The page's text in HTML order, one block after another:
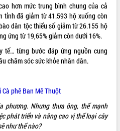
hơn mức trung bình chung của cả
tỉnh đã giảm từ 41.593 hộ xuống còn
dân tộc thiểu số giảm từ 26.155 hộ
ứng từ 19,65% giảm còn dưới 16%.
tế… từng bước đáp ứng nguồn cung
chăm sóc sức khỏe nhân dân.
phê Ban Mê Thuột
phương. Nhưng thưa ông, thế mạnh
phát triển và nâng cao vị thế loại cây
như thế nào?